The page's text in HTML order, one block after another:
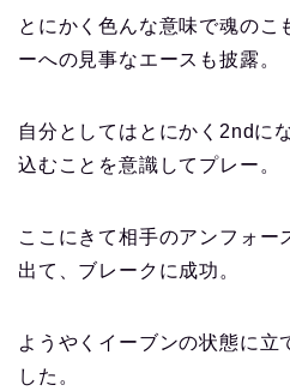
とにかく色んな意味で魂のこ
ーへの見事なエースも披露。
自分としてはとにかく2ndに
込むことを意識してプレー。
ここにきて相手のアンフォー
出て、ブレークに成功。
ようやくイーブンの状態に立
した。